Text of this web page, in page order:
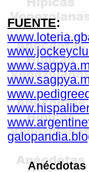
FUENTE:
Anécdotas